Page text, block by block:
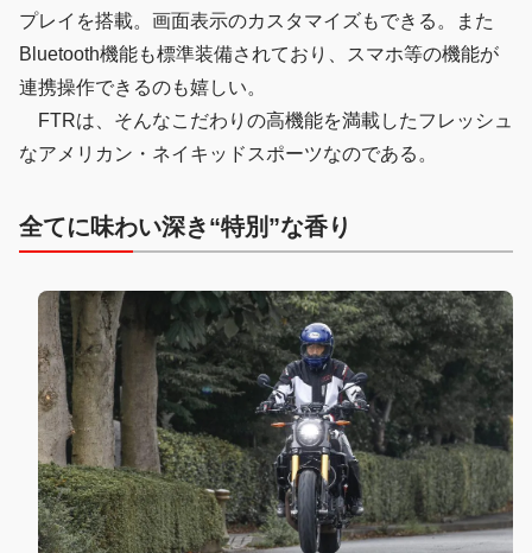
プレイを搭載。画面表示のカスタマイズもできる。また
Bluetooth機能も標準装備されており、スマホ等の機能が
連携操作できるのも嬉しい。
FTRは、そんなこだわりの高機能を満載したフレッシュ
なアメリカン・ネイキッドスポーツなのである。
全てに味わい深き“特別”な香り